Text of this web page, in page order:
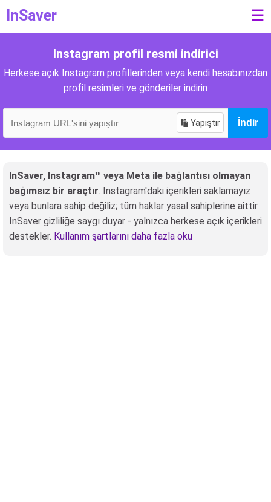
InSaver ☰
Instagram profil resmi indirici
Herkese açık Instagram profillerinden veya kendi hesabınızdan
profil resimleri ve gönderiler indirin
Yapıştır İndir
InSaver, Instagram™ veya Meta ile bağlantısı olmayan
bağımsız bir araçtır. Instagram'daki içerikleri saklamayız
veya bunlara sahip değiliz; tüm haklar yasal sahiplerine aittir.
InSaver gizliliğe saygı duyar - yalnızca herkese açık içerikleri
destekler. Kullanım şartlarını daha fazla oku